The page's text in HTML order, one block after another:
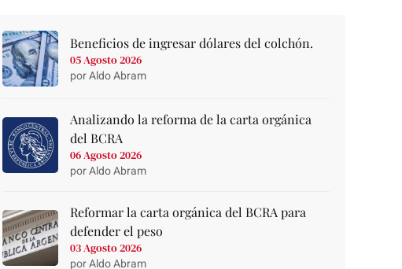
Beneficios de ingresar dólares del colchón.
05 Agosto 2026
por Aldo Abram
Analizando la reforma de la carta orgánica
del BCRA
06 Agosto 2026
por Aldo Abram
Reformar la carta orgánica del BCRA para
defender el peso
03 Agosto 2026
por Aldo Abram